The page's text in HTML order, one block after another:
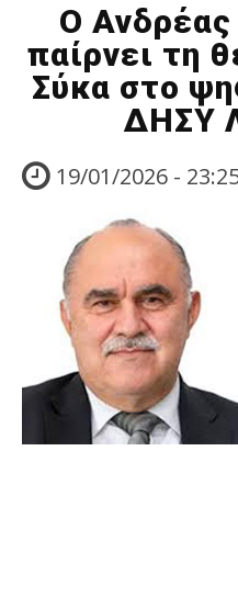
Ο Ανδρέας
παίρνει τη
Σύκα στο
ΔΗΣΥ
19/01/2026 -